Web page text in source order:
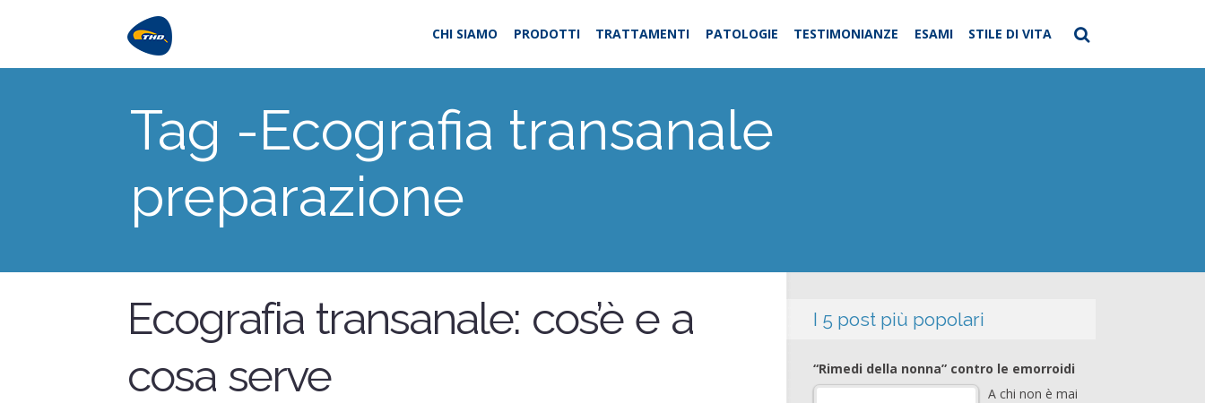
CHI SIAMO PRODOTTI TRATTAMENTI PATOLOGIE TESTIMONIANZE ESAMI STILE DI VITA
Tag -Ecografia transanale
preparazione
Ecografia transanale: cos’è e a
cosa serve
I 5 post più popolari
“Rimedi della nonna” contro le emorroidi
A chi non è mai